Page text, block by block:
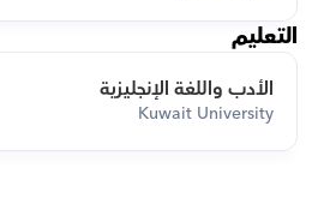
التعليم
الأدب واللغة الإنجليزية
Kuwait University